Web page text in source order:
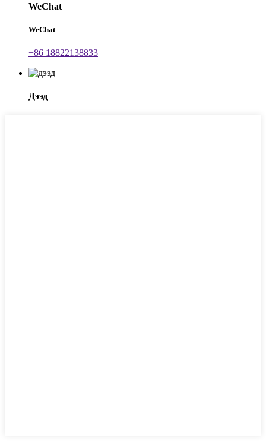
WeChat
WeChat
+86 18822138833
Дээд